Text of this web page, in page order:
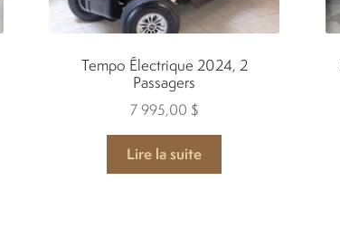
Tempo Électrique 2024, 2
Passagers
7 995,00 $
Lire la suite